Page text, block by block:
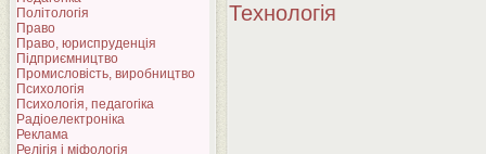
Політологія
Право
Право, юриспруденція
Підприємництво
Промисловість, виробництво
Психологія
Психологія, педагогіка
Радіоелектроніка
Реклама
Релігія і міфологія
Технологія